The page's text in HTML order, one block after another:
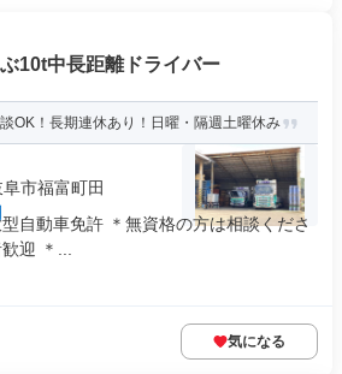
10t中長距離ドライバー
OK！長期連休あり！日曜・隔週土曜休み
市福富町田
自動車免許 ＊無資格の方は相談くださ
迎 ＊...
気になる